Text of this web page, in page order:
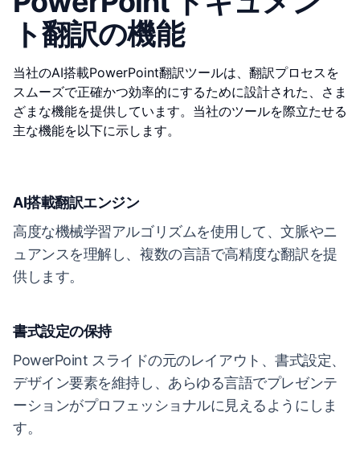
ト翻訳の機能
当社のAI搭載PowerPoint翻訳ツールは、翻訳プロセスを
スムーズで正確かつ効率的にするために設計された、さま
ざまな機能を提供しています。当社のツールを際立たせる
主な機能を以下に示します。
AI搭載翻訳エンジン
高度な機械学習アルゴリズムを使用して、文脈やニ
ュアンスを理解し、複数の言語で高精度な翻訳を提
供します。
書式設定の保持
PowerPoint スライドの元のレイアウト、書式設定、
デザイン要素を維持し、あらゆる言語でプレゼンテ
ーションがプロフェッショナルに見えるようにしま
す。